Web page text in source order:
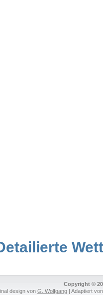
Copyright ©
design von G. Wolfgang | Adaptiert